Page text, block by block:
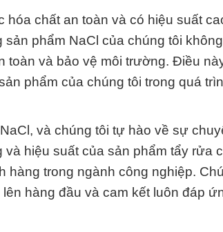
chất an toàn và có hiệu suất
phẩm NaCl của chúng tôi
toàn và bảo vệ môi trường. Điều
phẩm của chúng tôi trong quá
và chúng tôi tự hào về sự
hiệu suất của sản phẩm tẩy rửa
trong ngành công nghiệp.
hàng đầu và cam kết luôn đáp